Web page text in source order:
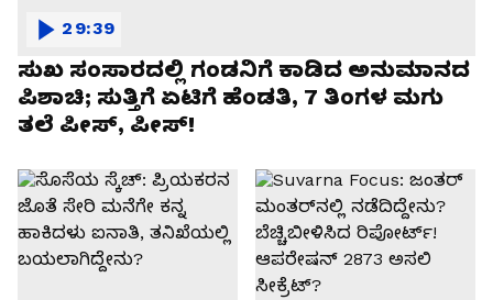
ಸುಖ ಸಂಸಾರದಲ್ಲಿ ಗಂಡನಿಗೆ ಕಾಡಿದ ಅನುಮಾನದ
ಪಿಶಾಚಿ; ಸುತ್ತಿಗೆ ಏಟಿಗೆ ಹೆಂಡತಿ, 7 ತಿಂಗಳ ಮಗು
ತಲೆ ಪೀಸ್, ಪೀಸ್!
29:39